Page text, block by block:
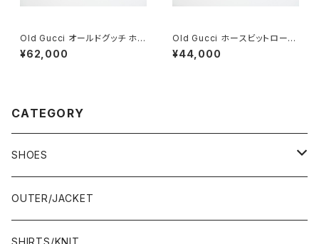
Old Gucci オールドグッチ ホー
スビットローファー 8.5D DB ラ
バー
¥62,000
Old Gucci ホースビットローフ
ァー 6.5B スエードBK
¥44,000
CATEGORY
SHOES
21.5-22.0 cm
22.0-22.5 cm
OUTER/JACKET
SHIRTS/KNIT